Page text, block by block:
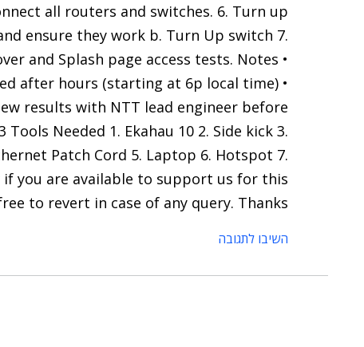
all routers and switches. 6. Turn up
ensure they work b. Turn Up switch 7.
and Splash page access tests. Notes •
after hours (starting at 6p local time) •
results with NTT lead engineer before
Needed 1. Ekahau 10 2. Side kick 3.
Patch Cord 5. Laptop 6. Hotspot 7.
if you are available to support us for this
to revert in case of any query. Thanks
השיבו לתגובה